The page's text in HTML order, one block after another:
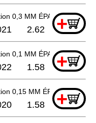
0,3 MM ÉPAIS+
2.62
0,1 MM ÉPAIS+
1.58
0,15 MM ÉPAIS+
1.58